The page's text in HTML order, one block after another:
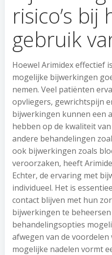
risico’s bij
gebruik
Hoewel Arimidex effectief
mogelijke bijwerkingen
nemen. Veel patiënten
opvliegers, gewrichtspijn
bijwerkingen kunnen een
hebben op de kwaliteit
andere behandelingen
ook bijwerkingen zoals
veroorzaken, heeft
Echter, de ervaring met
individueel. Het is
contact blijven met hun
bijwerkingen te
behandelingsopties
afwegen van de voordelen
mogelijke nadelen vormt